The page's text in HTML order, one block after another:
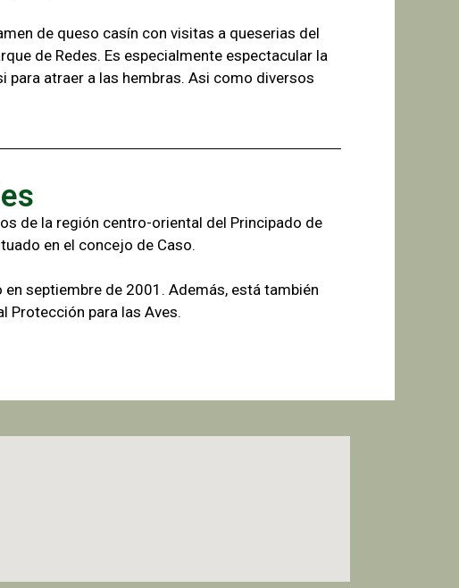
de queso casín con visitas a queserias del
de Redes. Es especialmente espectacular la
atraer a las hembras. Asi como diversos
de la región centro-oriental del Principado de
en el concejo de Caso.
septiembre de 2001. Además, está también
Protección para las Aves.